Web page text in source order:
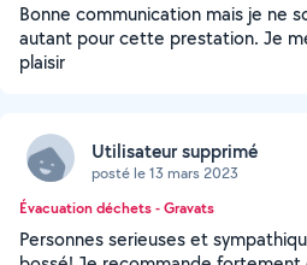
Bonne communication mais je ne
autant pour cette prestation. Je
plaisir
Utilisateur supprimé
posté le 13 mars 2023
Évacuation déchets - Gravats
Personnes serieuses et